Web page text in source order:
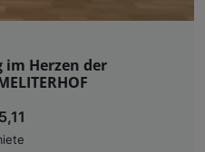
im Herzen der